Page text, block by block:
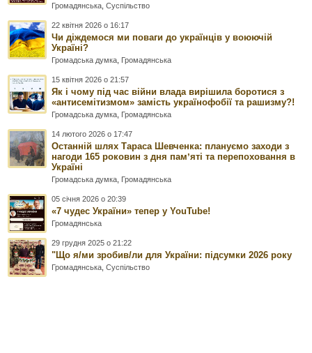
Громадянська ,Суспільство
22 квітня 2026 о 16:17
Чи діждемося ми поваги до українців у воюючій
Україні?
Громадська думка Громадянська
15 квітня 2026 о 21:57
Як і чому під час війни влада вирішила боротися з
«антисемітизмом» замість українофобії та рашизму?!
Громадська думка Громадянська
14 лютого 2026 о 17:47
Останній шлях Тараса Шевченка: плануємо заходи з
нагоди 165 роковин з дня памʼяті та перепоховання в
Україні
Громадська думка Громадянська
05 січня 2026 о 20:39
«7 чудес України» тепер у YouTube!
Громадянська
29 грудня 2025 о 21:22
"Що я/ми зробив/ли для України: підсумки 2026 року
Громадянська ,Суспільство